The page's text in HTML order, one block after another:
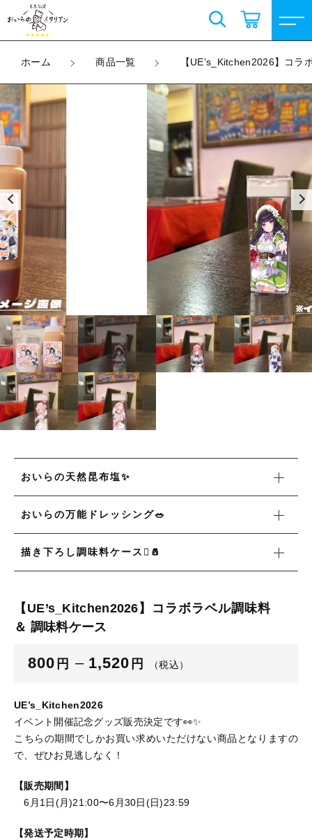
ホーム 商品一覧 【UE’s_Kitchen2026】コ
おいらの天然昆布塩✨
おいらの万能ドレッシング🥗
描き下ろし調味料ケース🫟🧂
【UE’s_Kitchen2026】コラボラベル調味料
＆ 調味料ケース
800 円 – 1,520 円 （税込）
UE’s_Kitchen2026
イベント開催記念グッズ販売決定です👀✨
こちらの期間でしかお買い求めいただけない商品となりますの
で、ぜひお見逃しなく！
【販売期間】
6月1日(月)21:00〜6月30日(日)23:59
【発送予定時期】
カートに商品を追加しました
【UE’s_Kitchen2026】コラボラベル調味料 ＆
%e5%95%86%e5%93%81
（税込）
ショッピングを続ける
カートを確認する
ログイン / 会員登録
お気に入り
Selvielulu
上城ウエ販売グッズ
コラボ限定商品
天然昆布塩
新着商品
セール
お知らせ
ブログ
すべて
Selvielulu
上城ウエ販売グッズ
コラボ限定商品
天然昆布塩
こだわり検索
子カテゴリ
価格帯
その他
在庫あり セール
並び順